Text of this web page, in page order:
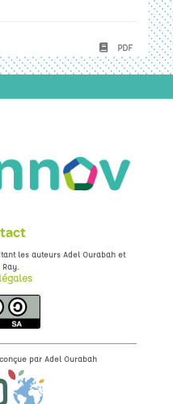
PDF
les auteurs Adel Ourabah et
Ray.
par Adel Ourabah